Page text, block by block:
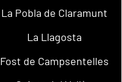
La Pobla de Claramunt
La Llagosta
Fost de Campsentelles